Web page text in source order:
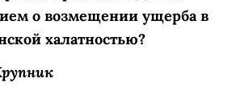
о возмещении ущерба в
халатностью?